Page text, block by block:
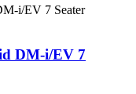
DM-i/EV 7